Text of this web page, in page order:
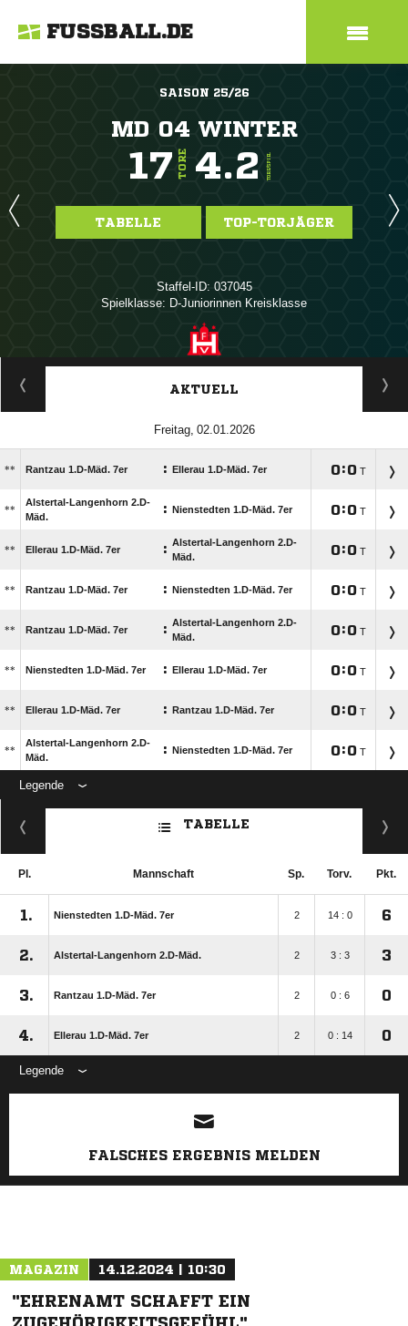
FUSSBALL.DE
SAISON 25/26
MD 04 WINTER
17 TORE 4.2 TORE/SPIEL
TABELLE TOP-TORJÄGER
Staffel-ID: 037045
Spielklasse: D-Juniorinnen Kreisklasse
ANZEIGE
AKTUELL
 
** Rantzau 1.D-Mäd. 7er : Ellerau 1.D-Mäd. 7er :T
**
Alstertal-Langenhorn 2.D-
Mäd.
: Nienstedten 1.D-Mäd. 7er :T
** Ellerau 1.D-Mäd. 7er : Alstertal-Langenhorn 2.D-
Mäd.
:T
** Rantzau 1.D-Mäd. 7er : Nienstedten 1.D-Mäd. 7er :T
** Rantzau 1.D-Mäd. 7er : Alstertal-Langenhorn 2.D-
Mäd.
:T
** Nienstedten 1.D-Mäd. 7er : Ellerau 1.D-Mäd. 7er :T
** Ellerau 1.D-Mäd. 7er : Rantzau 1.D-Mäd. 7er :T
**
Alstertal-Langenhorn 2.D-
Mäd.
: Nienstedten 1.D-Mäd. 7er :T
Legende
ANZEIGE
TABELLE
Pl. Mannschaft Sp. Torv. Pkt.
1. Nienstedten 1.D-Mäd. 7er 2 14 : 0 6
2. Alstertal-Langenhorn 2.D-Mäd. 2 3 : 3 3
3. Rantzau 1.D-Mäd. 7er 2 0 : 6 0
4. Ellerau 1.D-Mäd. 7er 2 0 : 14 0
Legende
ANZEIGE
FALSCHES ERGEBNIS MELDEN
MAGAZIN 14.12.2024 | 10:30
"EHRENAMT SCHAFFT EIN
ZUGEHÖRIGKEITSGEFÜHL"